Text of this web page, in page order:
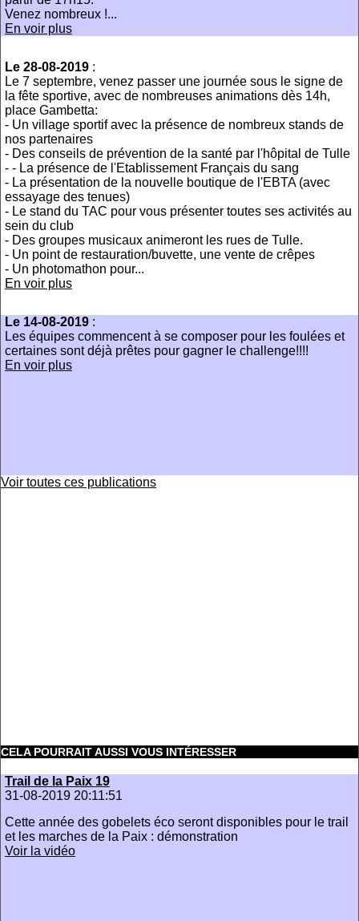
Venez nombreux !...
En voir plus
Le 28-08-2019 :
Le 7 septembre, venez passer une journée sous le signe de
la fête sportive, avec de nombreuses animations dès 14h,
place Gambetta:
- Un village sportif avec la présence de nombreux stands de
nos partenaires
- Des conseils de prévention de la santé par l'hôpital de Tulle
- - La présence de l'Etablissement Français du sang
- La présentation de la nouvelle boutique de l'EBTA (avec
essayage des tenues)
- Le stand du TAC pour vous présenter toutes ses activités au
sein du club
- Des groupes musicaux animeront les rues de Tulle.
- Un point de restauration/buvette, une vente de crêpes
- Un photomathon pour...
En voir plus
Le 14-08-2019 :
Les équipes commencent à se composer pour les foulées et
certaines sont déjà prêtes pour gagner le challenge!!!!
En voir plus
Voir toutes ces publications
CELA POURRAIT AUSSI VOUS INTÉRESSER
Trail de la Paix 19
31-08-2019 20:11:51
Cette année des gobelets éco seront disponibles pour le trail
et les marches de la Paix : démonstration
Voir la vidéo